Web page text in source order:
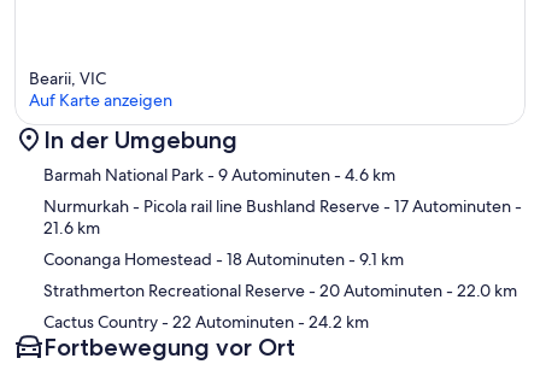
Karte
Bearii, VIC
Auf Karte anzeigen
In der Umgebung
Barmah National Park- 9 Autominuten- 4.6 km
Nurmurkah - Picola rail line Bushland Reserve- 17 Autominuten-
21.6 km
Coonanga Homestead - 18 Autominuten- 9.1 km
Strathmerton Recreational Reserve- 20 Autominuten- 22.0 km
Cactus Country- 22 Autominuten- 24.2 km
Fortbewegung vor Ort